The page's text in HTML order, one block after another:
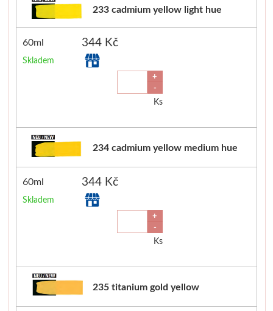
Akvarel
Jednotlivě
V sadách
Winsor & Newton
Barvy
Tuše
233 cadmium yellow light hue
60ml 344 Kč
Skladem
+
-
Ks
234 cadmium yellow medium hue
60ml 344 Kč
Skladem
+
-
Ks
235 titanium gold yellow